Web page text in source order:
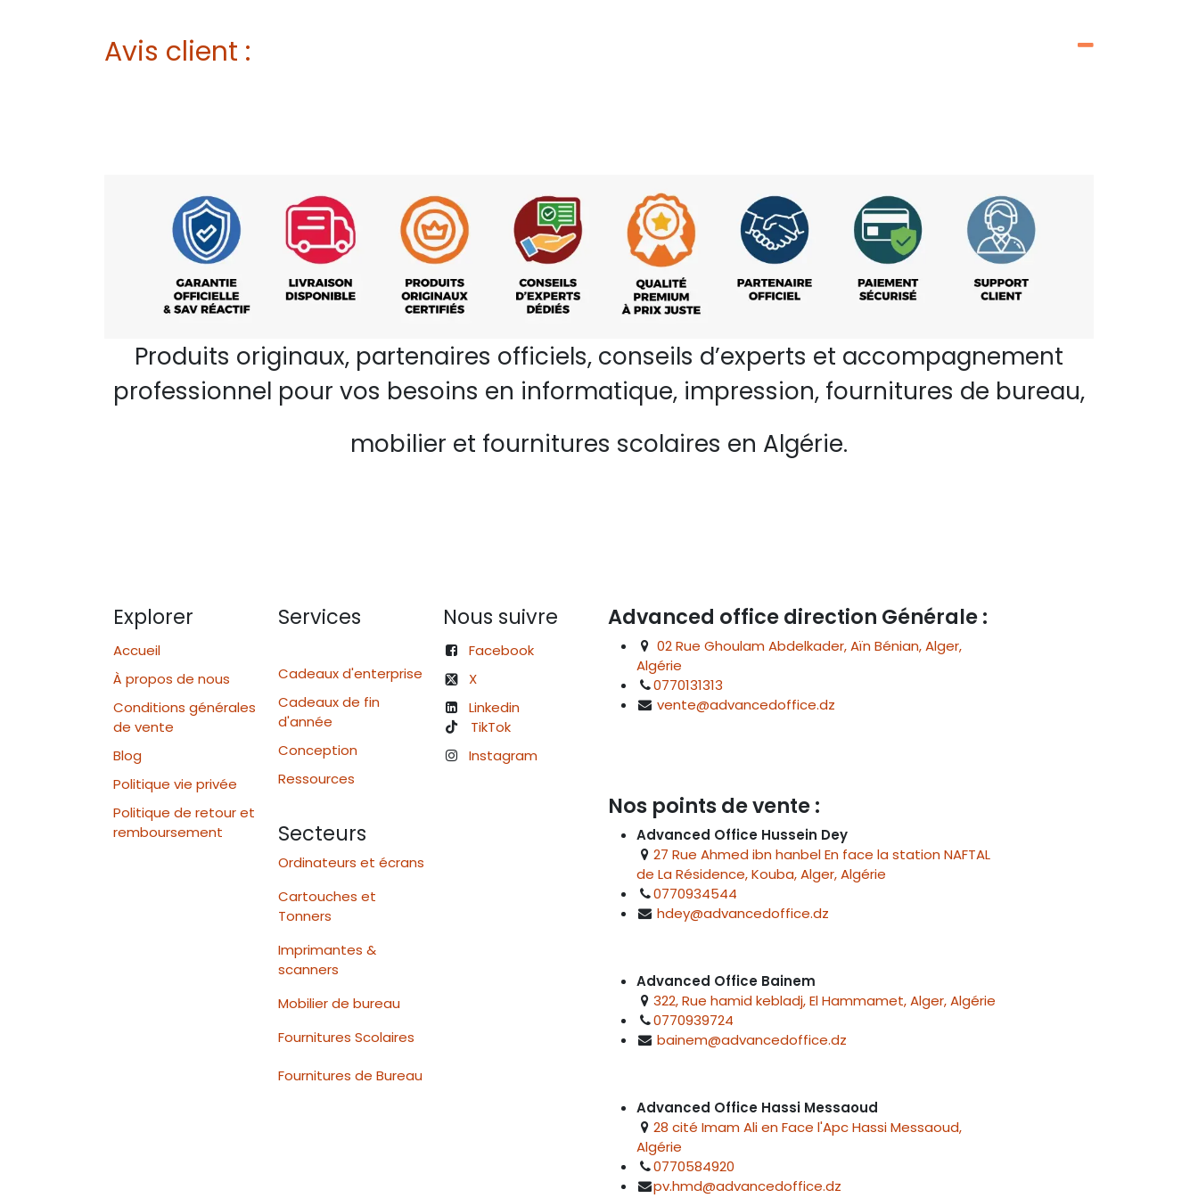
Avis client :
Produits originaux, partenaires officiels, conseils d’experts et accompagnement
professionnel pour vos besoins en informatique, impression, fournitures de bureau,
mobilier et fournitures scolaires en Algérie.
Explorer
Accueil
À propos de nous
Conditions générales
de vente
Blog
Politique vie privée
Politique de retour et
remboursement
Services
Cadeaux d'enterprise
Cadeaux de fin
d'année
Conception
Ressources
Secteurs
Ordinateurs et écrans
Cartouches et
Tonners
Imprimantes &
scanners
Mobilier de bureau
Fournitures Scolaires
Fournitures de Bureau
Nous suivre
Facebook
X
Linkedin
TikTok
Instagram
Advanced office direction Générale :
02 Rue Ghoulam Abdelkader, Aïn Bénian, Alger,
Algérie
0770131313
vente@advancedoffice.dz
Nos points de vente :
Advanced Office Hussein Dey
27 Rue Ahmed ibn hanbel En face la station NAFTAL
de La Résidence, Kouba, Alger, Algérie
0770934544
hdey@advancedoffice.dz
Advanced Office Bainem
322, Rue hamid kebladj, El Hammamet, Alger, Algérie
0770939724
bainem@advancedoffice.dz
Advanced Office Hassi Messaoud
28 cité Imam Ali en Face l'Apc Hassi Messaoud,
Algérie
0770584920
pv.hmd@advancedoffice.dz